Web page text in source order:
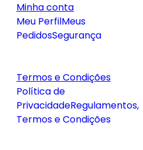
Minha conta
Meu PerfilMeus
PedidosSegurança
Termos e Condições
Política de
PrivacidadeRegulamentos,
Termos e Condições